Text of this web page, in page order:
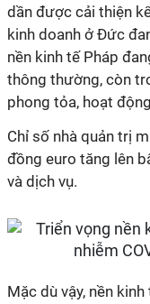
dần được cải thiện
kinh doanh ở Đức
nền kinh tế Pháp
thông thường, còn
phong tỏa, hoạt
Chỉ số nhà quản trị
đồng euro tăng lên
và dịch vụ.
Mặc dù vậy, nền